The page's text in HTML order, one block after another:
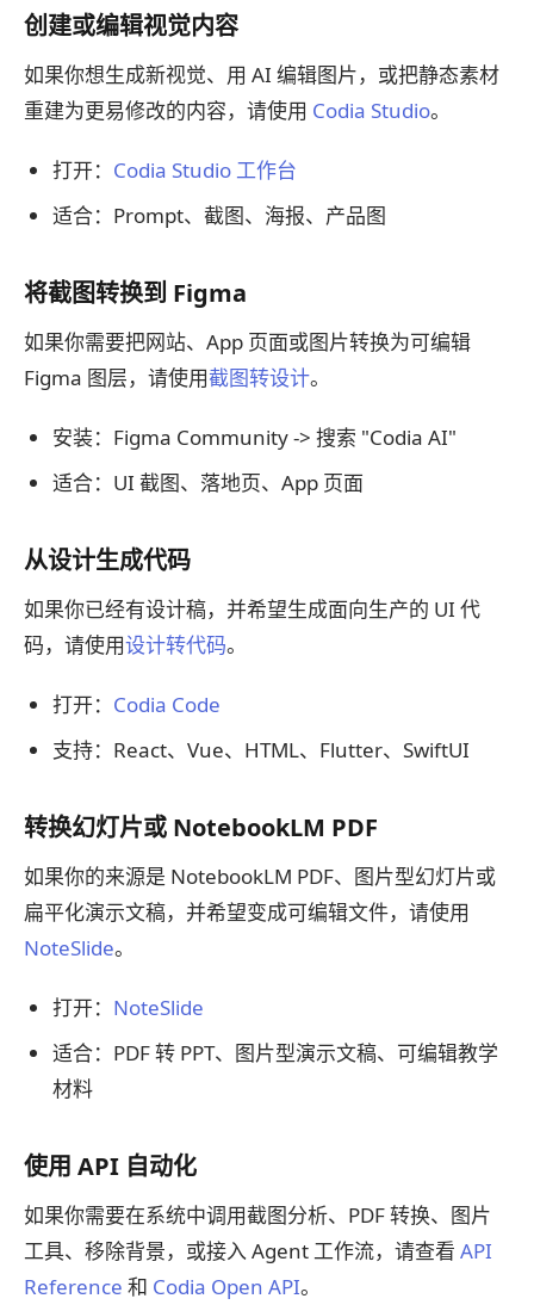
创建或编辑视觉内容
如果你想生成新视觉、用 AI 编辑图片，或把静态素材
重建为更易修改的内容，请使用 Codia Studio。
打开： Codia Studio 工作台
适合：Prompt、截图、海报、产品图
将截图转换到 Figma
如果你需要把网站、App 页面或图片转换为可编辑
Figma 图层，请使用截图转设计。
安装：Figma Community -> 搜索 "Codia AI"
适合：UI 截图、落地页、App 页面
从设计生成代码
如果你已经有设计稿，并希望生成面向生产的 UI 代
码，请使用设计转代码。
打开： Codia Code
支持：React、Vue、HTML、Flutter、SwiftUI
转换幻灯片或 NotebookLM PDF
如果你的来源是 NotebookLM PDF、图片型幻灯片或
扁平化演示文稿，并希望变成可编辑文件，请使用
NoteSlide。
打开： NoteSlide
适合：PDF 转 PPT、图片型演示文稿、可编辑教学
材料
使用 API 自动化
如果你需要在系统中调用截图分析、PDF 转换、图片
工具、移除背景，或接入 Agent 工作流，请查看 API
Reference 和 Codia Open API。